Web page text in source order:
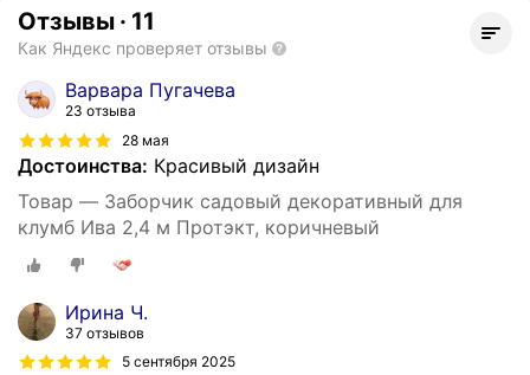
Отзывы · 11
Как Яндекс проверяет отзывы
Варвара Пугачева
23 отзыва
28 мая
Достоинства: Красивый дизайн
Товар — Заборчик садовый декоративный для
клумб Ива 2,4 м Протэкт, коричневый
Ирина Ч.
37 отзывов
5 сентября 2025